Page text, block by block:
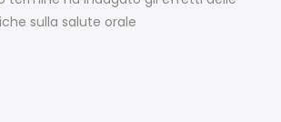
sulla salute orale